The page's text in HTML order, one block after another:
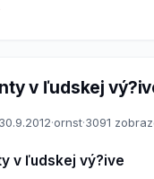
v ľudskej
30.9.2012·ornst·3091
v ľudskej vý?ive